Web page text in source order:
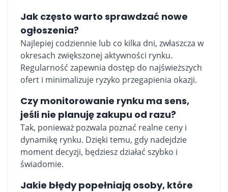
Jak często warto sprawdzać nowe
ogłoszenia?
Najlepiej codziennie lub co kilka dni, zwłaszcza w
okresach zwiększonej aktywności rynku.
Regularność zapewnia dostęp do najświeższych
ofert i minimalizuje ryzyko przegapienia okazji.
Czy monitorowanie rynku ma sens,
jeśli nie planuję zakupu od razu?
Tak, ponieważ pozwala poznać realne ceny i
dynamikę rynku. Dzięki temu, gdy nadejdzie
moment decyzji, będziesz działać szybko i
świadomie.
Jakie błędy popełniają osoby, które